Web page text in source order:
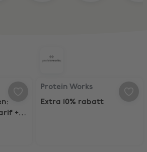
Kunden: Upgrade deinen Tarif + 15
+ 15
Protein Works, Extra 10% rabatt
Protein Works
Extra 10% rabatt